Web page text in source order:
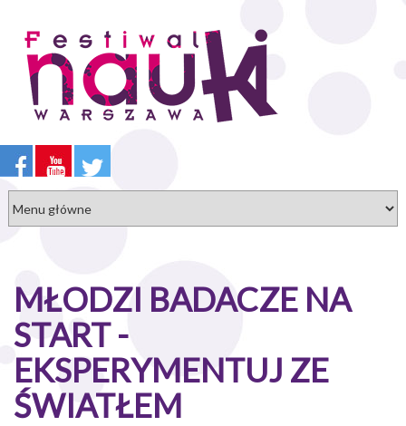
treści
MŁODZI BADACZE NA
START -
EKSPERYMENTUJ ZE
ŚWIATŁEM